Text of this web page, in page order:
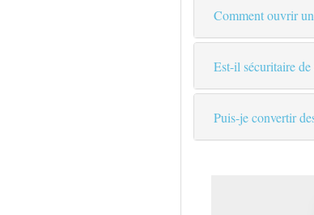
Comment ouvrir
Est-il sécuritaire
Puis-je convertir